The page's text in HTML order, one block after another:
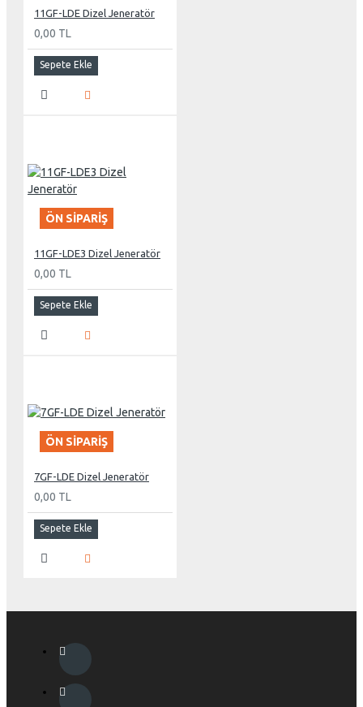
11GF-LDE Dizel Jeneratör
0,00 TL
Sepete Ekle
ÖN SIPARIŞ
11GF-LDE3 Dizel Jeneratör
0,00 TL
Sepete Ekle
ÖN SIPARIŞ
7GF-LDE Dizel Jeneratör
0,00 TL
Sepete Ekle